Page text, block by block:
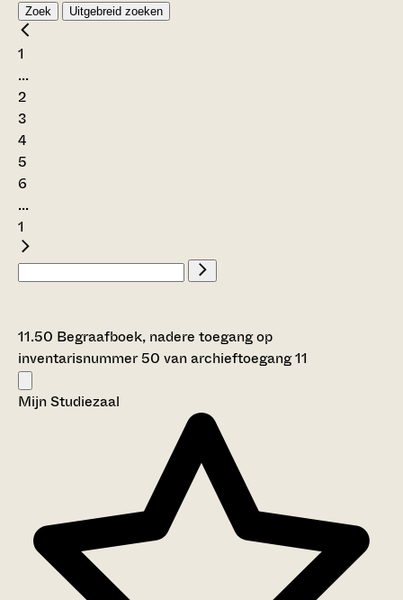
Zoek Uitgebreid zoeken
1
...
2
3
4
5
6
...
1
11.50 Begraafboek, nadere toegang op
inventarisnummer 50 van archieftoegang 11
Mijn Studiezaal